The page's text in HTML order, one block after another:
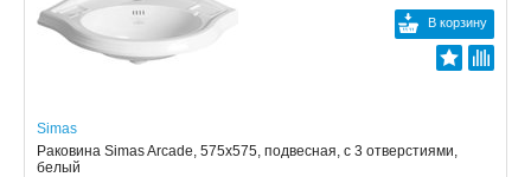
В корзину
Simas
Раковина Simas Arcade, 575x575, подвесная, с 3 отверстиями,
белый